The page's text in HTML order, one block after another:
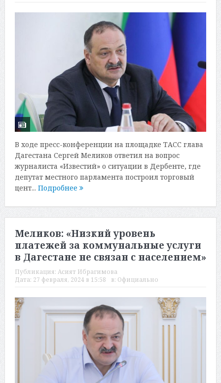
В ходе пресс-конференции на площадке ТАСС глава
Дагестана Сергей Меликов ответил на вопрос
журналиста «Известий» о ситуации в Дербенте, где
депутат местного парламента построил торговый
цент... Подробнее
Меликов: «Низкий уровень
платежей за коммунальные услуги
в Дагестане не связан с населением»
Публикация: Асият Ибрагимова
Дата: 27 февраля, 2024 в 15:58 в: Официально